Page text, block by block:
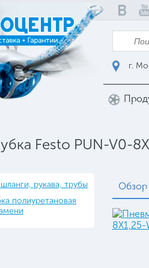
г.
Festo PUN-V0-
рукава, трубы
полиуретановая
Обзор